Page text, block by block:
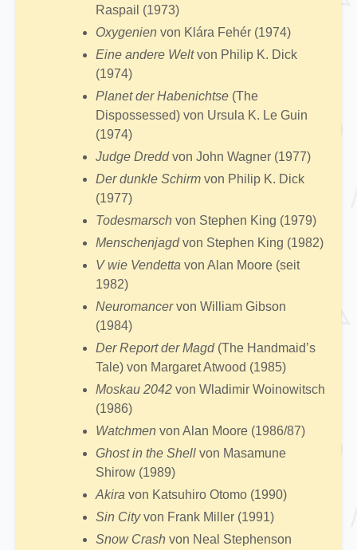
Raspail (1973)
Oxygenien von Klára Fehér (1974)
Eine andere Weltvon Philip K. Dick
(1974)
Planet der Habenichtse (The
Dispossessed) von Ursula K. Le Guin
(1974)
Judge Dreddvon John Wagner (1977)
Der dunkle Schirm von Philip K. Dick
(1977)
Todesmarsch von Stephen King (1979)
Menschenjagdvon Stephen King (1982)
V wie Vendetta von Alan Moore (seit
1982)
Neuromancervon William Gibson
(1984)
Der Report der Magd(The Handmaid’s
Tale) von Margaret Atwood (1985)
Moskau 2042 von Wladimir Woinowitsch
(1986)
Watchmen von Alan Moore (1986/87)
Ghost in the Shell von Masamune
Shirow (1989)
Akira von Katsuhiro Otomo (1990)
Sin Cityvon Frank Miller (1991)
Snow Crash von Neal Stephenson